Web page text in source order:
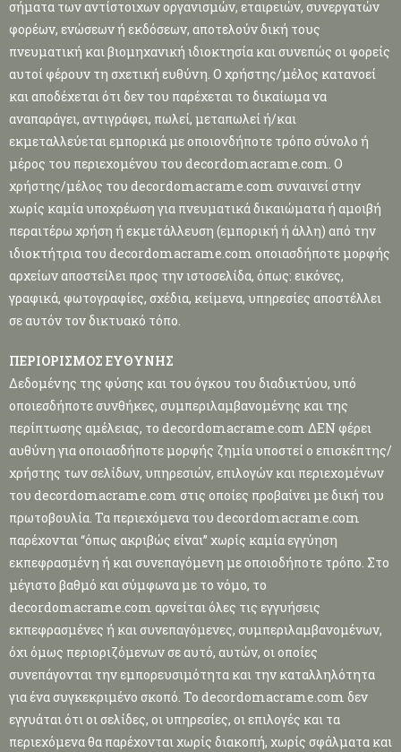
σήματα των αντίστοιχων οργανισμών, εταιρειών, συνεργατών
φορέων, ενώσεων ή εκδόσεων, αποτελούν δική τους
πνευματική και βιομηχανική ιδιοκτησία και συνεπώς οι φορείς
αυτοί φέρουν τη σχετική ευθύνη. Ο χρήστης/μέλος κατανοεί
και αποδέχεται ότι δεν του παρέχεται το δικαίωμα να
αναπαράγει, αντιγράφει, πωλεί, μεταπωλεί ή/και
εκμεταλλεύεται εμπορικά με οποιονδήποτε τρόπο σύνολο ή
μέρος του περιεχομένου του decordomacrame.com. Ο
χρήστης/μέλος του decordomacrame.com συναινεί στην
χωρίς καμία υποχρέωση για πνευματικά δικαιώματα ή αμοιβή
περαιτέρω χρήση ή εκμετάλλευση (εμπορική ή άλλη) από την
ιδιοκτήτρια του decordomacrame.com οποιασδήποτε μορφής
αρχείων αποστείλει προς την ιστοσελίδα, όπως: εικόνες,
γραφικά, φωτογραφίες, σχέδια, κείμενα, υπηρεσίες αποστέλλει
σε αυτόν τον δικτυακό τόπο.
ΠΕΡΙΟΡΙΣΜΟΣ ΕΥΘΥΝΗΣ
Δεδομένης της φύσης και του όγκου του διαδικτύου, υπό
οποιεσδήποτε συνθήκες, συμπεριλαμβανομένης και της
περίπτωσης αμέλειας, το decordomacrame.com ΔΕΝ φέρει
αυθύνη για οποιασδήποτε μορφής ζημία υποστεί ο επισκέπτης/
χρήστης των σελίδων, υπηρεσιών, επιλογών και περιεχομένων
του decordomacrame.com στις οποίες προβαίνει με δική του
πρωτοβουλία. Τα περιεχόμενα του decordomacrame.com
παρέχονται “όπως ακριβώς είναι” χωρίς καμία εγγύηση
εκπεφρασμένη ή και συνεπαγόμενη με οποιοδήποτε τρόπο. Στο
μέγιστο βαθμό και σύμφωνα με το νόμο, το
decordomacrame.com αρνείται όλες τις εγγυήσεις
εκπεφρασμένες ή και συνεπαγόμενες, συμπεριλαμβανομένων,
όχι όμως περιοριζόμενων σε αυτό, αυτών, οι οποίες
συνεπάγονται την εμπορευσιμότητα και την καταλληλότητα
για ένα συγκεκριμένο σκοπό. Το decordomacrame.com δεν
εγγυάται ότι οι σελίδες, οι υπηρεσίες, οι επιλογές και τα
περιεχόμενα θα παρέχονται χωρίς διακοπή, χωρίς σφάλματα και